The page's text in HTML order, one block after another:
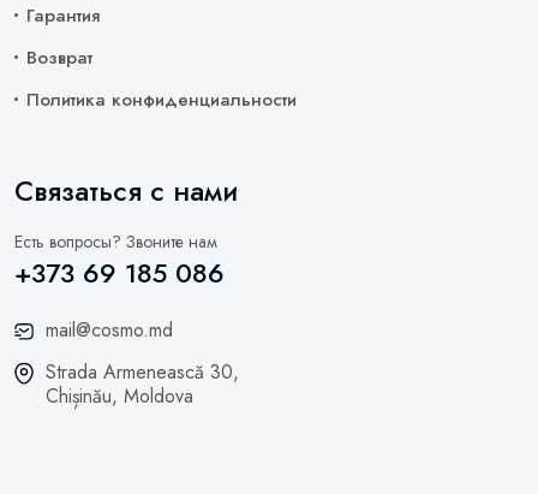
Гарантия
Возврат
Политика конфиденциальности
Связаться с нами
Есть вопросы? Звоните нам
+373 69 185 086
mail@cosmo.md
Strada Armenească 30,
Chișinău, Moldova